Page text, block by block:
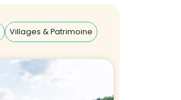
Villages & Patrimoine